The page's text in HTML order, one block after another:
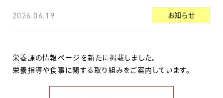
2026.06.19 お知らせ
栄養課の情報ページを新たに掲載しました。
栄養指導や食事に関する取り組みをご案内しています。